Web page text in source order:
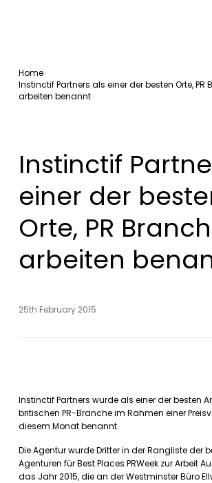
Home
Instinctif Partners als einer der besten Orte, PR
arbeiten benannt
Instinctif
einer der
Orte, PR
arbeiten
25th February 2015
Instinctif Partners wurde als einer der besten
britischen PR-Branche im Rahmen einer
diesem Monat benannt.
Die Agentur wurde Dritter in der Rangliste der
Agenturen für Best Places PRWeek zur Arbeit
das Jahr 2015, die an der Westminster Büro